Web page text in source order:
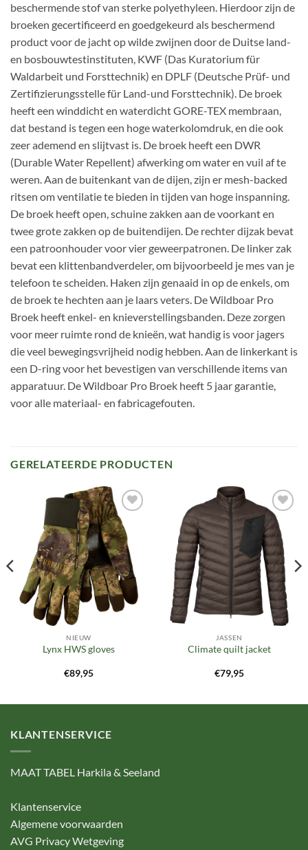
beschermende stof van sterke polyethyleen. Hierdoor zijn de
broeken gecertificeerd en goedgekeurd als beschermend
product voor de jacht op wilde zwijnen door de Duitse land-
en bosbouwtestinstituten, KWF (Das Kuratorium für
Waldarbeit und Forsttechnik) en DPLF (Deutsche Prüf- und
Zertifizierungsstelle für Land-und Forsttechnik). De broek
heeft een winddicht en waterdicht GORE-TEX membraan,
dat bestand is tegen een hoge waterkolomdruk, en die ook
zeer ademend en slijtvast is. De broek heeft een DWR
(Durable Water Repellent) afwerking om water en vuil af te
weren. Aan de buitenkant van de dijen, zijn er mesh-backed
ritsen om ventilatie te bieden in tijden van hoge inspanning.
De broek heeft open, schuine zakken aan de voorkant en
twee grote zakken op de buitendijen. De rechter dijzak bevat
een patroonhouder voor vier geweerpatronen. De linker zak
bevat een klittenbandverdeler, om bijvoorbeeld je mes van je
telefoon te scheiden. Haken zijn genaaid in op de enkels, om
de broek te hechten aan je laars veters. De Wildboar Pro
Broek heeft enkel- en knieverstellingsbanden. Deze zorgen
voor meer ruimte rond de knieën, wat handig is voor jagers
die veel bewegingsvrijheid nodig hebben. Aan de linkerkant is
een D-ring voor het bevestigen van verschillende items van
apparatuur. De Wildboar Pro Broek heeft 5 jaar garantie,
voor alle materiaal- en fabricagefouten.
GERELATEERDE PRODUCTEN
Toevoegen
aan
verlanglijst
NIEUW
Lynx HWS gloves
€89,95
Toevoegen
aan
verlanglijst
JASSEN
Climate quilt jacket
€79,95
KLANTENSERVICE
MAAT TABEL Harkila & Seeland
Klantenservice
Algemene voorwaarden
AVG Privacy Wetgeving